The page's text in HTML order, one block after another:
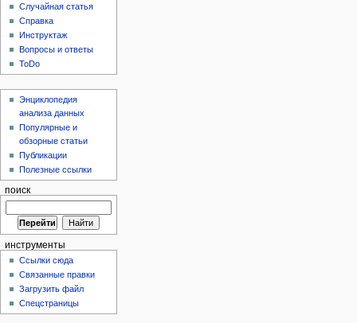
Случайная статья
Справка
Инструктаж
Вопросы и ответы
ToDo
Энциклопедия
анализа данных
Популярные и
обзорные статьи
Публикации
Полезные ссылки
поиск
инструменты
Ссылки сюда
Связанные правки
Загрузить файл
Спецстраницы